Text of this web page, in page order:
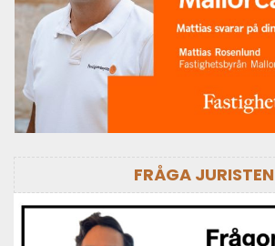
FRÅGA JURISTEN